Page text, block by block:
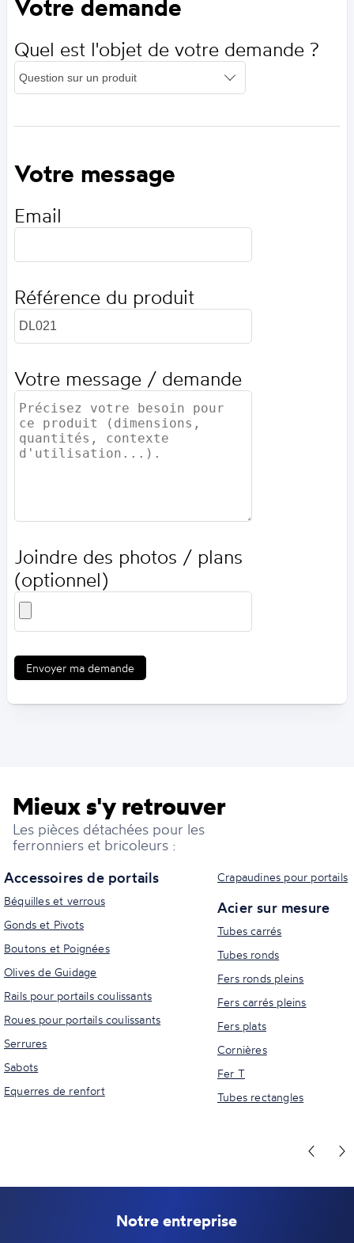
Votre demande
Quel est l'objet de votre demande ?
Votre message
Email
Référence du produit
Votre message / demande
Joindre des photos / plans
(optionnel)
Envoyer ma demande
Mieux s'y retrouver
Les pièces détachées pour les
ferronniers et bricoleurs :
Accessoires de portails
Béquilles et verrous
Gonds et Pivots
Boutons et Poignées
Olives de Guidage
Rails pour portails coulissants
Roues pour portails coulissants
Serrures
Sabots
Equerres de renfort
Crapaudines pour portails
Acier sur mesure
Tubes carrés
Tubes ronds
Fers ronds pleins
Fers carrés pleins
Fers plats
Cornières
Fer T
Tubes rectangles
Notre entreprise